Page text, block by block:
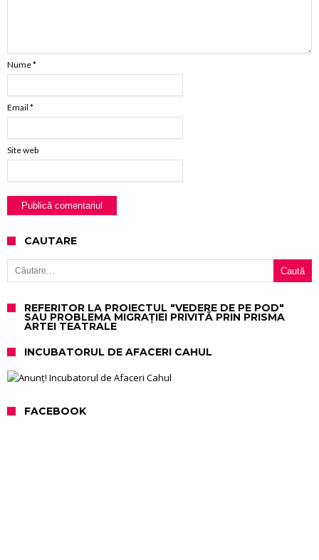
Nume*
Email *
Site web
CAUTARE
Caută după:
REFERITOR LA PROIECTUL "VEDERE DE PE POD"
SAU PROBLEMA MIGRAȚIEI PRIVITĂ PRIN PRISMA
ARTEI TEATRALE
INCUBATORUL DE AFACERI CAHUL
FACEBOOK